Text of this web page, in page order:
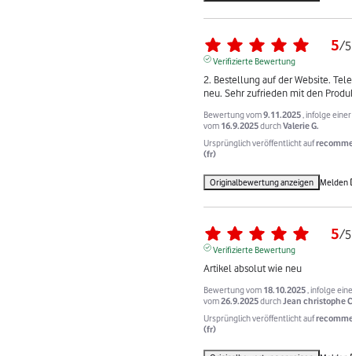
5/5
Verifizierte Bewertung
2. Bestellung auf der Website.
neu. Sehr zufrieden mit den
Bewertung vom9.11.2025 , infolge
vom 16.9.2025durchValerie G.
Ursprünglich veröffentlicht auf
(fr)
Originalbewertung anzeigen Melden
5/5
Verifizierte Bewertung
Artikel absolut wie neu
Bewertung vom 18.10.2025 , infolge
vom26.9.2025durchJean christophe
Ursprünglich veröffentlicht auf
(fr)